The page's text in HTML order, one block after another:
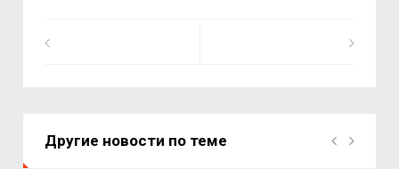
Другие новости по теме